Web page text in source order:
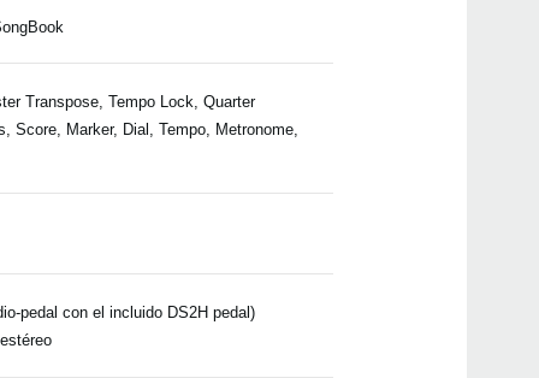
Transpose, Tempo Lock, Quarter
Score, Marker, Dial, Tempo, Metronome,
pedal con el incluido DS2H pedal)